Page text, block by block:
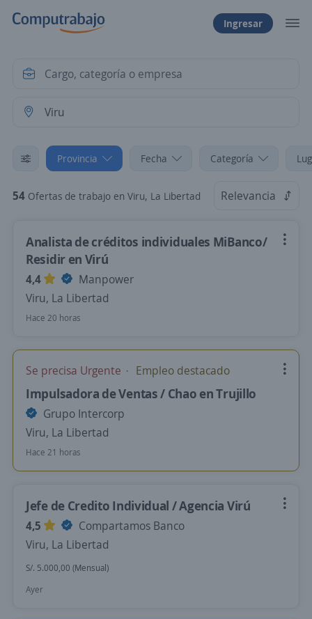
Ingresar
Provincia Fecha Categoría
54 Ofertas de trabajo en Viru, La Libertad Relevancia
Analista de créditos individuales MiBanco/
Residir en Virú
4,4
Manpower
Viru, La Libertad
Hace 20 horas
Se precisa Urgente Empleo destacado
Impulsadora de Ventas / Chao en Trujillo
Grupo Intercorp
Viru, La Libertad
Hace 21 horas
Jefe de Credito Individual / Agencia Virú
4,5
Compartamos Banco
Viru, La Libertad
S/. 5.000,00 (Mensual)
Ayer